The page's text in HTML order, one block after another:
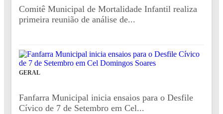
Comitê Municipal de Mortalidade Infantil realiza
primeira reunião de análise de...
GERAL
Fanfarra Municipal inicia ensaios para o Desfile
Cívico de 7 de Setembro em Cel...